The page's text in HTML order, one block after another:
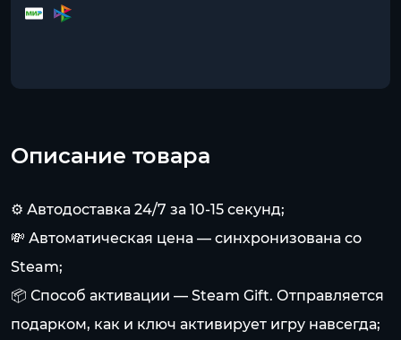
Описание товара
⚙️ Автодоставка 24/7 за 10-15 секунд;
💸 Автоматическая цена — синхронизована со
Steam;
📦 Способ активации — Steam Gift. Отправляется
подарком, как и ключ активирует игру навсегда;